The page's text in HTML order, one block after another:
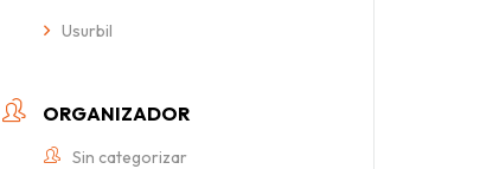
Usurbil
ORGANIZADOR
Sin categorizar